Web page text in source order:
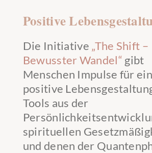
Positive
Die Initiative „The Shift –
Bewusster Wandel“ gibt
Menschen Impulse für
positive
Tools aus der
spirituellen
und denen der